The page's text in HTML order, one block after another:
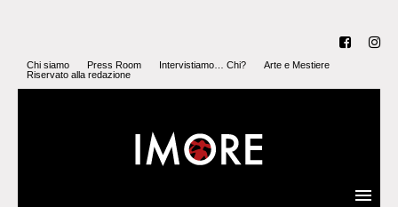
Chi siamo Press Room Intervistiamo… Chi?
Arte e Mestiere
Riservato alla redazione